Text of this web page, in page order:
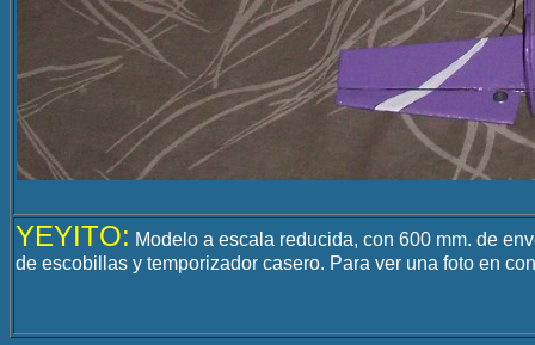
YEYITO: Modelo a escala reducida, con 600 mm. de
de escobillas y temporizador casero. Para ver una foto en